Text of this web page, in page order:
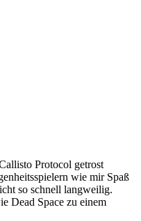
Protocol getrost
wie mir Spaß
so schnell langweilig.
Dead Space zu einem